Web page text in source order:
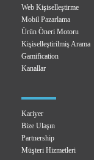
Web Kişiselleştirme
Mobil Pazarlama
Ürün Öneri Motoru
Kişiselleştirilmiş Arama
Gamification
Kanallar
Kariyer
Bize Ulaşın
Partnership
Müşteri Hizmetleri